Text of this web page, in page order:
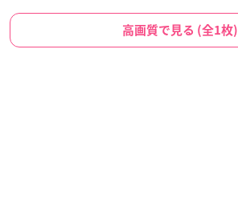
高画質で見る (全1枚)